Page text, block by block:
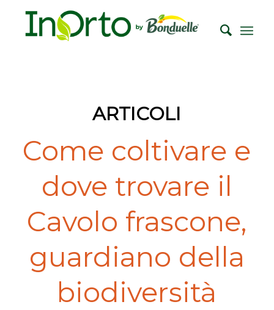
ARTICOLI
Come coltivare e
dove trovare il
Cavolo frascone,
guardiano della
biodiversità